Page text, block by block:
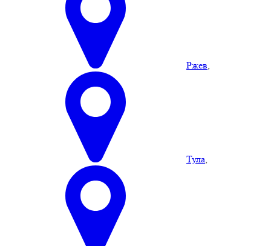
Ржев
Тула